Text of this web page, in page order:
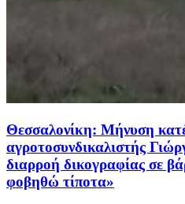
Θεσσαλονίκη: Μήνυση
αγροτοσυνδικαλιστής
διαρροή δικογραφίας σε
φοβηθώ τίποτα»